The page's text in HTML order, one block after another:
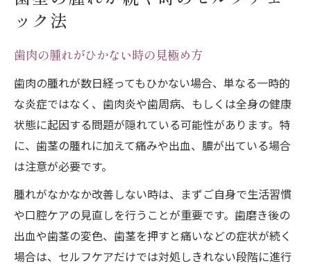
ック法
歯肉の腫れがひかない時の見極め方
歯肉の腫れが数日経ってもひかない場合、単なる一時的
な炎症ではなく、歯肉炎や歯周病、もしくは全身の健康
状態に起因する問題が隠れている可能性があります。特
に、歯茎の腫れに加えて痛みや出血、膿が出ている場合
は注意が必要です。
腫れがなかなか改善しない時は、まずご自身で生活習慣
や口腔ケアの見直しを行うことが重要です。歯磨き後の
出血や歯茎の変色、歯茎を押すと痛いなどの症状が続く
場合は、セルフケアだけでは対処しきれない段階に進行